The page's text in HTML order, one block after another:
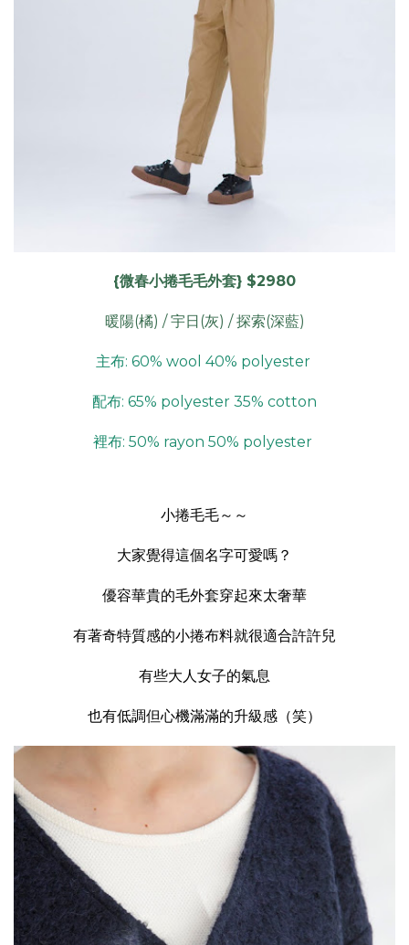
{微春小捲毛毛外套} $2980
暖陽(橘) / 宇日(灰) / 探索(深藍)
主布: 60% wool 40% polyester
配布: 65% polyester 35% cotton
裡布: 50% rayon 50% polyester
小捲毛毛～～
大家覺得這個名字可愛嗎？
優容華貴的毛外套穿起來太奢華
有著奇特質感的小捲布料就很適合許許兒
有些大人女子的氣息
也有低調但心機滿滿的升級感（笑）